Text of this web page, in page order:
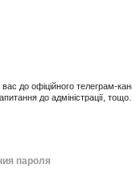
до офіційного телеграм-
до адміністрації,
пароля